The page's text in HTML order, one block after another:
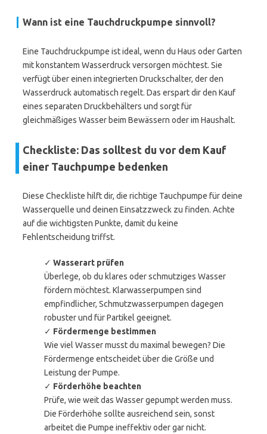
Wann ist eine Tauchdruckpumpe sinnvoll?
Eine Tauchdruckpumpe ist ideal, wenn du Haus oder Garten
mit konstantem Wasserdruck versorgen möchtest. Sie
verfügt über einen integrierten Druckschalter, der den
Wasserdruck automatisch regelt. Das erspart dir den Kauf
eines separaten Druckbehälters und sorgt für
gleichmäßiges Wasser beim Bewässern oder im Haushalt.
Checkliste: Das solltest du vor dem Kauf
einer Tauchpumpe bedenken
Diese Checkliste hilft dir, die richtige Tauchpumpe für deine
Wasserquelle und deinen Einsatzzweck zu finden. Achte
auf die wichtigsten Punkte, damit du keine
Fehlentscheidung triffst.
✓ Wasserart prüfen
Überlege, ob du klares oder schmutziges Wasser
fördern möchtest. Klarwasserpumpen sind
empfindlicher, Schmutzwasserpumpen dagegen
robuster und für Partikel geeignet.
✓ Fördermenge bestimmen
Wie viel Wasser musst du maximal bewegen? Die
Fördermenge entscheidet über die Größe und
Leistung der Pumpe.
✓ Förderhöhe beachten
Prüfe, wie weit das Wasser gepumpt werden muss.
Die Förderhöhe sollte ausreichend sein, sonst
arbeitet die Pumpe ineffektiv oder gar nicht.